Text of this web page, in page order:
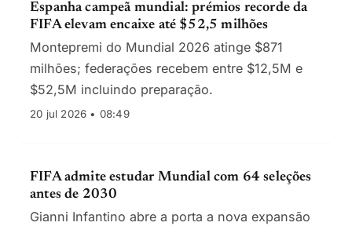
Espanha campeã mundial: prémios recorde da
FIFA elevam encaixe até $52,5 milhões
Montepremi do Mundial 2026 atinge $871
milhões; federações recebem entre $12,5M e
$52,5M incluindo preparação.
20 jul 2026 • 08:49
FIFA admite estudar Mundial com 64 seleções
antes de 2030
Gianni Infantino abre a porta a nova expansão